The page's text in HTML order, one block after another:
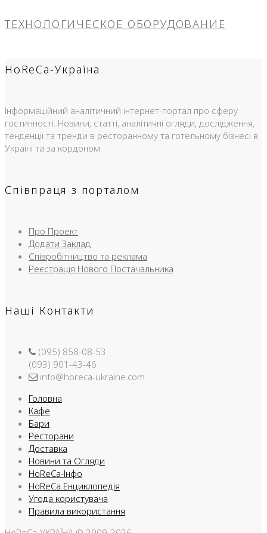
ТЕХНОЛОГИЧЕСКОЕ ОБОРУДОВАНИЕ
HoReCa-Україна
Інформаційний аналітичний інтернет-портал про сферу
гостинності. Новини, статті, аналітичні огляди, дослідження,
тенденції та тренди в ресторанному та готельному бізнесі в
Україні та за кордоном
Співпраця з порталом
Про Проект
Додати Заклад
Співробітництво та реклама
Реєстрація Нового Постачальника
Наші Контакти
(095) 858-08-53
(093) 901-43-46
info@horeca-ukraine.com
Головна
Кафе
Бари
Ресторани
Доставка
Новини та Огляди
HoReCa-Інфо
HoReCa Енциклопедія
Угода користувача
Правила використання